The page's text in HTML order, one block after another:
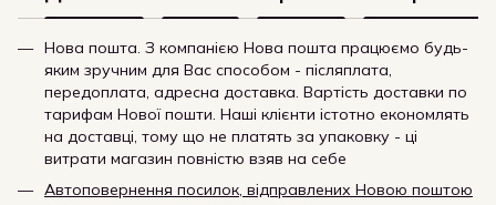
Нова пошта. З компанією Нова пошта працюємо будь-
яким зручним для Вас способом - післяплата,
передоплата, адресна доставка. Вартість доставки по
тарифам Нової пошти. Наші клієнти істотно економлять
на доставці, тому що не платять за упаковку - ці
витрати магазин повністю взяв на себе
Автоповернення посилок, відправлених Новою поштою